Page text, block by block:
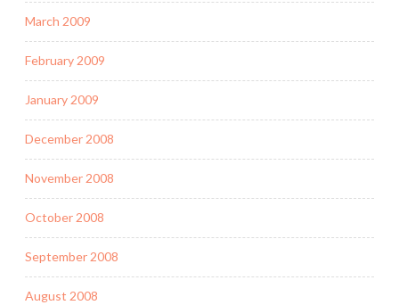
March 2009
February 2009
January 2009
December 2008
November 2008
October 2008
September 2008
August 2008